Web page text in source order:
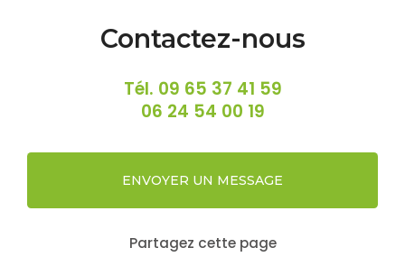
Contactez-nous
Tél. 09 65 37 41 59
06 24 54 00 19
ENVOYER UN MESSAGE
Partagez cette page